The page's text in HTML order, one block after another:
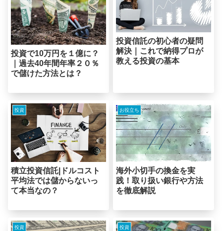
投資で10万円を１億に？
｜過去40年間年率２０％
で儲けた方法とは？
投資信託の初心者の疑問
解決｜これで納得プロが
教える投資の基本
投資
積立投資信託|ドルコスト
平均法では儲からないっ
て本当なの？
お役立ち
海外小切手の換金を実
践！取り扱い銀行や方法
を徹底解説
投資 投資